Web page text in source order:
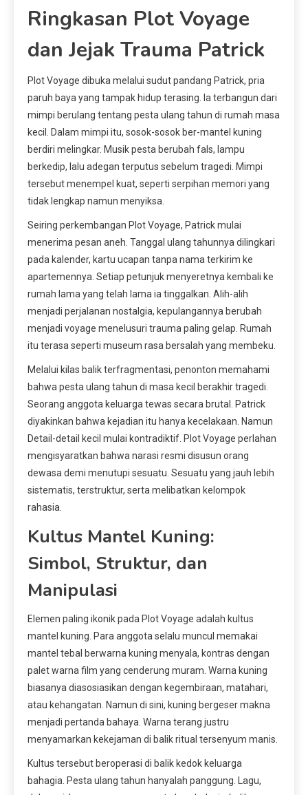
Ringkasan Plot Voyage
dan Jejak Trauma Patrick
Plot Voyage dibuka melalui sudut pandang Patrick, pria
paruh baya yang tampak hidup terasing. Ia terbangun dari
mimpi berulang tentang pesta ulang tahun di rumah masa
kecil. Dalam mimpi itu, sosok-sosok ber-mantel kuning
berdiri melingkar. Musik pesta berubah fals, lampu
berkedip, lalu adegan terputus sebelum tragedi. Mimpi
tersebut menempel kuat, seperti serpihan memori yang
tidak lengkap namun menyiksa.
Seiring perkembangan Plot Voyage, Patrick mulai
menerima pesan aneh. Tanggal ulang tahunnya dilingkari
pada kalender, kartu ucapan tanpa nama terkirim ke
apartemennya. Setiap petunjuk menyeretnya kembali ke
rumah lama yang telah lama ia tinggalkan. Alih-alih
menjadi perjalanan nostalgia, kepulangannya berubah
menjadi voyage menelusuri trauma paling gelap. Rumah
itu terasa seperti museum rasa bersalah yang membeku.
Melalui kilas balik terfragmentasi, penonton memahami
bahwa pesta ulang tahun di masa kecil berakhir tragedi.
Seorang anggota keluarga tewas secara brutal. Patrick
diyakinkan bahwa kejadian itu hanya kecelakaan. Namun
Detail-detail kecil mulai kontradiktif. Plot Voyage perlahan
mengisyaratkan bahwa narasi resmi disusun orang
dewasa demi menutupi sesuatu. Sesuatu yang jauh lebih
sistematis, terstruktur, serta melibatkan kelompok
rahasia.
Kultus Mantel Kuning:
Simbol, Struktur, dan
Manipulasi
Elemen paling ikonik pada Plot Voyage adalah kultus
mantel kuning. Para anggota selalu muncul memakai
mantel tebal berwarna kuning menyala, kontras dengan
palet warna film yang cenderung muram. Warna kuning
biasanya diasosiasikan dengan kegembiraan, matahari,
atau kehangatan. Namun di sini, kuning bergeser makna
menjadi pertanda bahaya. Warna terang justru
menyamarkan kekejaman di balik ritual tersenyum manis.
Kultus tersebut beroperasi di balik kedok keluarga
bahagia. Pesta ulang tahun hanyalah panggung. Lagu,